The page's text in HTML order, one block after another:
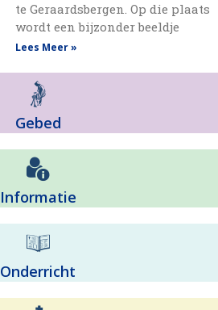
te Geraardsbergen. Op die plaats
wordt een bijzonder beeldje
Lees Meer »
Gebed
Informatie
Onderricht